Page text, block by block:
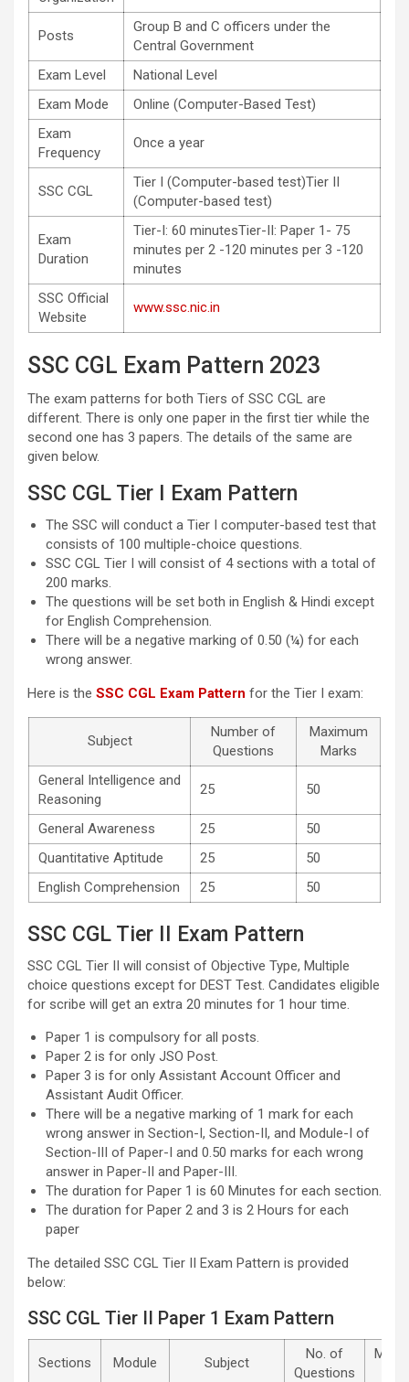
Posts
Group B and C officers under the
Central Government
Exam Level
National Level
Exam Mode
Online (Computer-Based Test)
Exam
Frequency
Once a year
SSC CGL
Tier I (Computer-based test)Tier II
(Computer-based test)
Exam
Duration
Tier-I: 60 minutesTier-II: Paper 1- 75
minutes per 2 -120 minutes per 3 -120
minutes
SSC Official
Website
www.ssc.nic.in
SSC CGL Exam Pattern 2023
The exam patterns for both Tiers of SSC CGL are
different. There is only one paper in the first tier while the
second one has 3 papers. The details of the same are
given below.
SSC CGL Tier I Exam Pattern
The SSC will conduct a Tier I computer-based test that
consists of 100 multiple-choice questions.
SSC CGL Tier I will consist of 4 sections with a total of
200 marks.
The questions will be set both in English & Hindi except
for English Comprehension.
There will be a negative marking of 0.50 (¼) for each
wrong answer.
Here is the SSC CGL Exam Pattern for the Tier I exam:
Subject
Number of
Questions
Maximum
Marks
General Intelligence and
Reasoning
25 50
General Awareness 25
50
Quantitative Aptitude
25
50
English Comprehension
25 50
SSC CGL Tier II Exam Pattern
SSC CGL Tier II will consist of Objective Type, Multiple
choice questions except for DEST Test. Candidates eligible
for scribe will get an extra 20 minutes for 1 hour time.
Paper 1 is compulsory for all posts.
Paper 2 is for only JSO Post.
Paper 3 is for only Assistant Account Officer and
Assistant Audit Officer.
There will be a negative marking of 1 mark for each
wrong answer in Section-I, Section-II, and Module-I of
Section-III of Paper-I and 0.50 marks for each wrong
answer in Paper-II and Paper-III.
The duration for Paper 1 is 60 Minutes for each section.
The duration for Paper 2 and 3 is 2 Hours for each
paper
The detailed SSC CGL Tier II Exam Pattern is provided
below:
SSC CGL Tier II Paper 1 Exam Pattern
Sections Module Subject
No. of
Questions